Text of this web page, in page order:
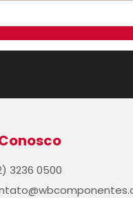
3236 0500